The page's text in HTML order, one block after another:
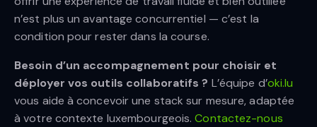
n’est plus un avantage concurrentiel — c’est la
condition pour rester dans la course.
Besoin d’un accompagnement pour choisir et
déployer vos outils collaboratifs ? L’équipe d’oki.lu
vous aide à concevoir une stack sur mesure, adaptée
à votre contexte luxembourgeois.Contactez-nous